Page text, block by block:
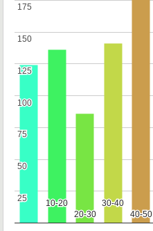
10-20
10-20
20-30
20-30
30-40
30-40
40-50
40-50
25
25
50
50
75
75
100
100
125
125
150
150
175
175